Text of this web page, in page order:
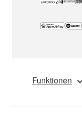
Funktionen